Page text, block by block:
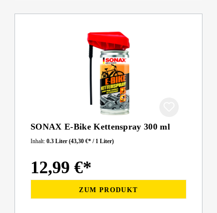
SONAX E-Bike Kettenspray 300 ml
Inhalt: 0.3 Liter (43,30 €* / 1 Liter)
12,99 €*
ZUM PRODUKT